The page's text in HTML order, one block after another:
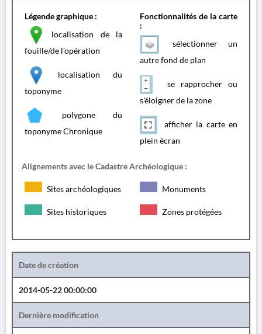
Légende graphique :
localisation de la
fouille/de l'opération
localisation du
toponyme
polygone du
toponyme Chronique
Fonctionnalités de la carte
:
sélectionner un
autre fond de plan
se rapprocher ou
s'éloigner de la zone
afficher la carte en
plein écran
Alignements avec le Cadastre Archéologique :
Sites archéologiques Monuments
Sites historiques Zones protégées
Date de création
2014-05-22 00:00:00
Dernière modification